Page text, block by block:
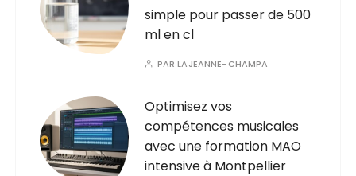
simple pour passer de 500
ml en cl
PARLAJEANNE-CHAMPA
Optimisez vos
compétences musicales
avec une formation MAO
intensive à Montpellier